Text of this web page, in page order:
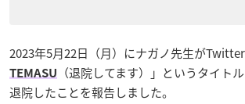
2023年5月22日（月）にナガノ先生が
TEMASU
（退院してます）」というタイト
退院したことを報告しました。